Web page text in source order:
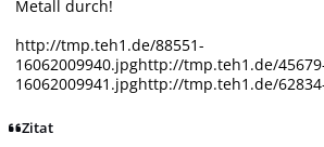
Metall durch!
http://tmp.teh1.de/88551-
16062009940.jpghttp://tmp.teh1.de/
16062009941.jpghttp://tmp.teh1.de/
Zitat